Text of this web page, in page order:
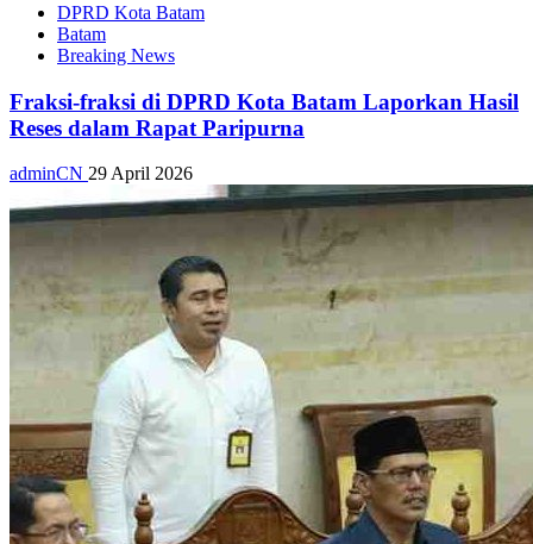
DPRD Kota Batam
Batam
Breaking News
Fraksi-fraksi di DPRD Kota Batam Laporkan Hasil
Reses dalam Rapat Paripurna
adminCN 29 April 2026